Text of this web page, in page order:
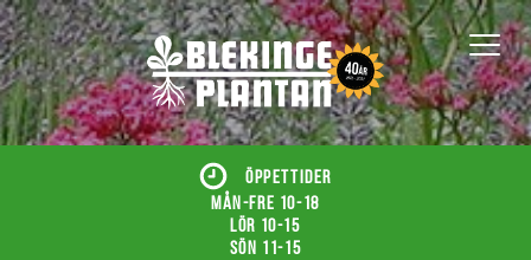
ÖPPETTIDER
Mån-fre 10-18
Lör 10-15
Sön 11-15